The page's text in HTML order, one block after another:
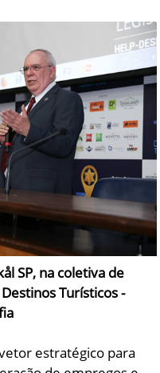
SP, na coletiva de
Turísticos -
estratégico para